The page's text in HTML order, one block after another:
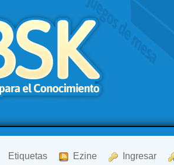
Etiquetas Ezine Ingresar